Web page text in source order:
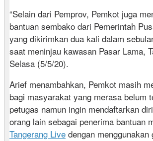
“Selain dari Pemprov, Pemkot juga
bantuan sembako dari Pemerintah
yang dikirimkan dua kali dalam
saat meninjau kawasan Pasar Lama,
Selasa (5/5/20).
Arief menambahkan, Pemkot masih
bagi masyarakat yang merasa belum
petugas namun ingin mendaftarkan
orang lain sebagai penerima bantuan
Tangerang Live dengan menggunakan